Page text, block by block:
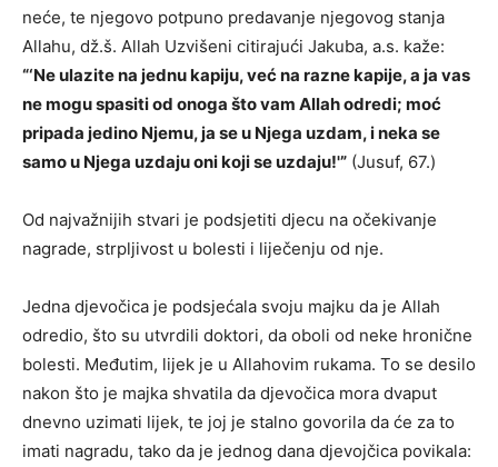
neće, te njegovo potpuno predavanje njegovog stanja
Allahu, dž.š. Allah Uzvišeni citirajući Jakuba, a.s. kaže:
“‘Ne ulazite na jednu kapiju, već na razne kapije, a ja vas
ne mogu spasiti od onoga što vam Allah odredi; moć
pripada jedino Njemu, ja se u Njega uzdam, i neka se
samo u Njega uzdaju oni koji se uzdaju!'” (Jusuf, 67.)
Od najvažnijih stvari je podsjetiti djecu na očekivanje
nagrade, strpljivost u bolesti i liječenju od nje.
Jedna djevočica je podsjećala svoju majku da je Allah
odredio, što su utvrdili doktori, da oboli od neke hronične
bolesti. Međutim, lijek je u Allahovim rukama. To se desilo
nakon što je majka shvatila da djevočica mora dvaput
dnevno uzimati lijek, te joj je stalno govorila da će za to
imati nagradu, tako da je jednog dana djevojčica povikala: